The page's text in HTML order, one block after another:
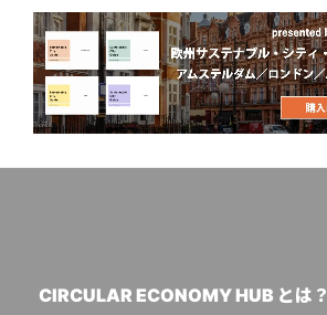
CIRCULAR ECONOMY HUB とは？